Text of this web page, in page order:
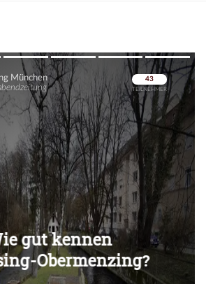
Überspringen
Überspringen